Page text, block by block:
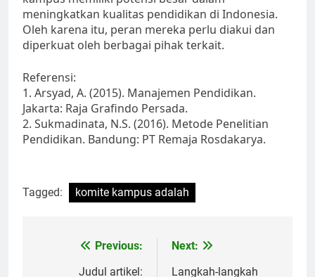
meningkatkan kualitas pendidikan di Indonesia.
Oleh karena itu, peran mereka perlu diakui dan
diperkuat oleh berbagai pihak terkait.
Referensi:
1. Arsyad, A. (2015). Manajemen Pendidikan.
Jakarta: Raja Grafindo Persada.
2. Sukmadinata, N.S. (2016). Metode Penelitian
Pendidikan. Bandung: PT Remaja Rosdakarya.
Tagged: komite kampus adalah
Previous:
Judul artikel:
Next:
Langkah-langkah